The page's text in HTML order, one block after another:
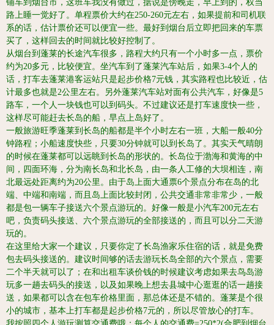
铺车到烟台市，这班车我没有做过，据说是傍晚走，早上到的，权当
路上睡一觉好了。单程票价大约在250-260元左右，如果提前和司机联
系的话，估计票价还可以便宜一些。 最好到烟台后立即把回来的车票
买了，这样回去的时间就比较好控制了。
从烟台到蓬莱的长途汽车很多，路程大约只有一个小时多一点，票价
约为20多元，比较便宜。坐汽车到了蓬莱汽车站后，如果3-4个人的
话，打车去蓬莱港客运站只是起步价格7元钱，其实路程也比较近，估
计最多也就是2公里左右。另外蓬莱汽车站对面有公共汽车，好像是5
路车，一个人一块钱也可以到码头。不过建议还是打车速度快一些，
这样尽可能赶去长岛的船，早点上岛好了。
一般旅游旺季蓬莱到长岛的船都是半个小时左右一班，大船一般40分
钟路程；小船速度快些，只要30分钟就可以到长岛了。 其实天气晴朗
的时候在蓬莱都可以远眺到长岛的形状的。长岛位于渤海和黄海的中
间，四面环海，分为南长岛和北长岛，由一条人工修的大坝相连，南
北最远处距离约为20公里。 由于岛上面大通票6个景点分布在岛的北
端、中端和南端，而且岛上面比较封闭，公共交通非常非常少，一般
都是包一辆车子接送六个景点游玩的。 好像一般是小汽车200元左右
吧，负责码头接送、六个景点游玩的全部接送的，而且可以分二天游
玩的。
在这里给大家一个建议，只要你定了长岛渔家乐住宿的话，就是免费
包去码头接送的。 建议时间够的话去游玩长岛全部的六个景点，需要
二个半天就可以了； 在和出租车谈价钱的时候建议考虑如果去鸟岛游
玩多一趟去码头的接送，以及如果晚上想去县城中心逛逛的话一趟接
送，如果都可以含在包车价格里面，那总体还是不错的。 蓬莱是个很
小的城市，基本上打车都是起步价格7元的，所以尽管放心的打车。